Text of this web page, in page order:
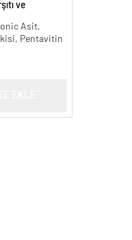
ve
Asit,
Pentavitin